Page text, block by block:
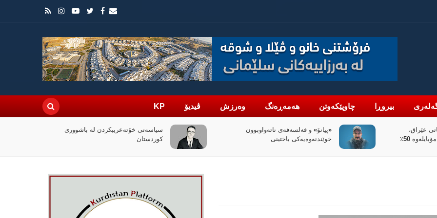
بیروڕا چاوپێکەوتن هەمەڕەنگ وەرزش ڤیدیۆ KP
سیاسەتی خۆتەعریبکردن لە باشووری
کوردستان
چۆن فیلمی (ئۆدیسە)ی کریستۆفەر نۆلان
بووبە ڕووداوێکی جیهانی؟